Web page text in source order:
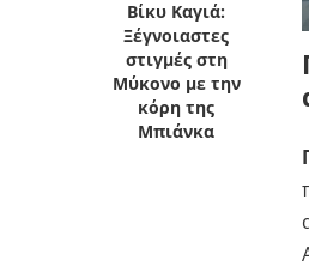
Βίκυ Καγιά:
Ξέγνοιαστες
στιγμές στη
Μύκονο με την
κόρη της
Μπιάνκα